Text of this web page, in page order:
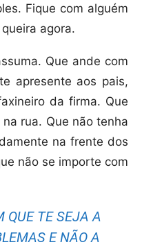
Fique com alguém
agora.
Que ande com
apresente aos pais,
da firma. Que
rua. Que não tenha
na frente dos
não se importe com
QUE TE SEJA A
E NÃO A